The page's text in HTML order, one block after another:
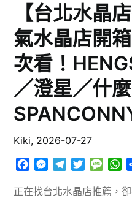
【台北水晶
氣水晶店開
次看！
／澄星／什
Kiki, 2026-07-27
Facebook
Messenger
TelegramTwitter
正在找台北水晶店推薦，